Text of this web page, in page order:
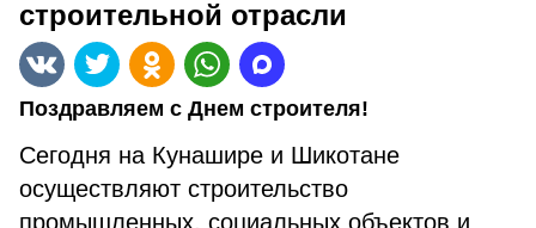
строительной отрасли
Поздравляем с Днем строителя!
Сегодня на Кунашире и Шикотане
осуществляют строительство
промышленных, социальных объектов и